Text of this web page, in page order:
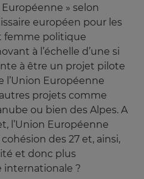
» selon
européen pour les
femme politique
à l’échelle d’une si
à être un projet pilote
l’Union Européenne
projets comme
ou bien des Alpes. A
l’Union Européenne
des 27 et, ainsi,
et donc plus
internationale ?